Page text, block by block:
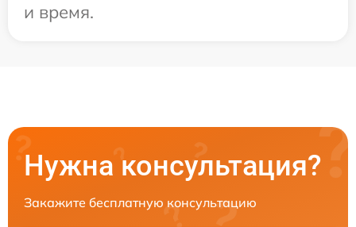
и время.
Нужна консультация?
Закажите бесплатную консультацию